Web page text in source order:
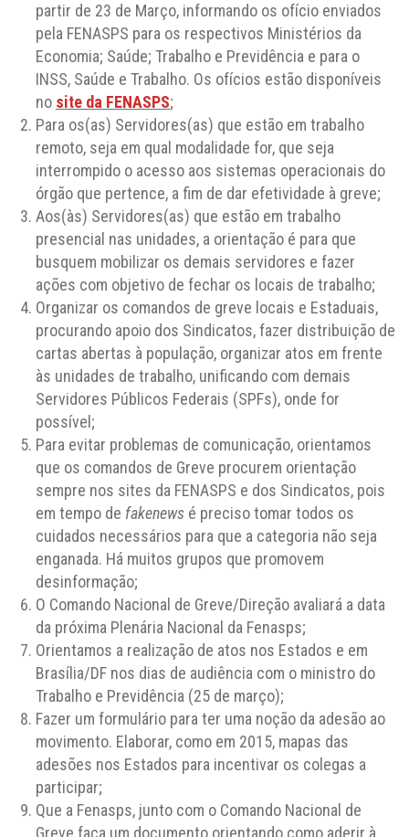
partir de 23 de Março, informando os ofício enviados
pela FENASPS para os respectivos Ministérios da
Economia; Saúde; Trabalho e Previdência e para o
INSS, Saúde e Trabalho. Os ofícios estão disponíveis
no site da FENASPS;
Para os(as) Servidores(as) que estão em trabalho
remoto, seja em qual modalidade for, que seja
interrompido o acesso aos sistemas operacionais do
órgão que pertence, a fim de dar efetividade à greve;
Aos(às) Servidores(as) que estão em trabalho
presencial nas unidades, a orientação é para que
busquem mobilizar os demais servidores e fazer
ações com objetivo de fechar os locais de trabalho;
Organizar os comandos de greve locais e Estaduais,
procurando apoio dos Sindicatos, fazer distribuição de
cartas abertas à população, organizar atos em frente
às unidades de trabalho, unificando com demais
Servidores Públicos Federais (SPFs), onde for
possível;
Para evitar problemas de comunicação, orientamos
que os comandos de Greve procurem orientação
sempre nos sites da FENASPS e dos Sindicatos, pois
em tempo de fakenews é preciso tomar todos os
cuidados necessários para que a categoria não seja
enganada. Há muitos grupos que promovem
desinformação;
O Comando Nacional de Greve/Direção avaliará a data
da próxima Plenária Nacional da Fenasps;
Orientamos a realização de atos nos Estados e em
Brasília/DF nos dias de audiência com o ministro do
Trabalho e Previdência (25 de março);
Fazer um formulário para ter uma noção da adesão ao
movimento. Elaborar, como em 2015, mapas das
adesões nos Estados para incentivar os colegas a
participar;
Que a Fenasps, junto com o Comando Nacional de
Greve faça um documento orientando como aderir à